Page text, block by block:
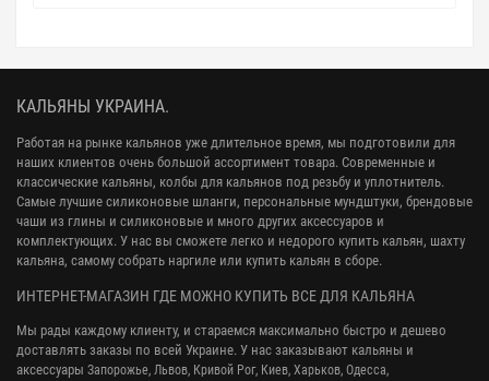
КАЛЬЯНЫ УКРАИНА.
Работая на рынке кальянов уже длительное время, мы подготовили для
наших клиентов очень большой ассортимент товара. Современные и
классические кальяны, колбы для кальянов под резьбу и уплотнитель.
Самые лучшие силиконовые шланги, персональные мундштуки, брендовые
чаши из глины и силиконовые и много других аксессуаров и
комплектующих. У нас вы сможете легко и недорого купить кальян, шахту
кальяна, самому собрать наргиле или купить кальян в сборе.
ИНТЕРНЕТ-МАГАЗИН ГДЕ МОЖНО КУПИТЬ ВСЕ ДЛЯ КАЛЬЯНА
Мы рады каждому клиенту, и стараемся максимально быстро и дешево
доставлять заказы по всей Украине. У нас заказывают кальяны и
аксессуары Запорожье, Львов, Кривой Рог, Киев, Харьков, Одесса,